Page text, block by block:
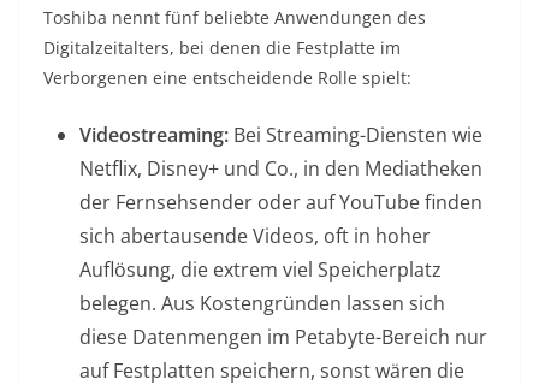
Toshiba nennt fünf beliebte Anwendungen des
Digitalzeitalters, bei denen die Festplatte im
Verborgenen eine entscheidende Rolle spielt:
Videostreaming: Bei Streaming-Diensten wie
Netflix, Disney+ und Co., in den Mediatheken
der Fernsehsender oder auf YouTube finden
sich abertausende Videos, oft in hoher
Auflösung, die extrem viel Speicherplatz
belegen. Aus Kostengründen lassen sich
diese Datenmengen im Petabyte-Bereich nur
auf Festplatten speichern, sonst wären die